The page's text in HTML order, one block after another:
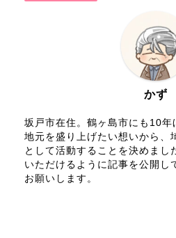
かず
坂戸市在住。鶴ヶ島市にも10年
地元を盛り上げたい想いから、
として活動することを決めまし
いただけるように記事を公開し
お願いします。